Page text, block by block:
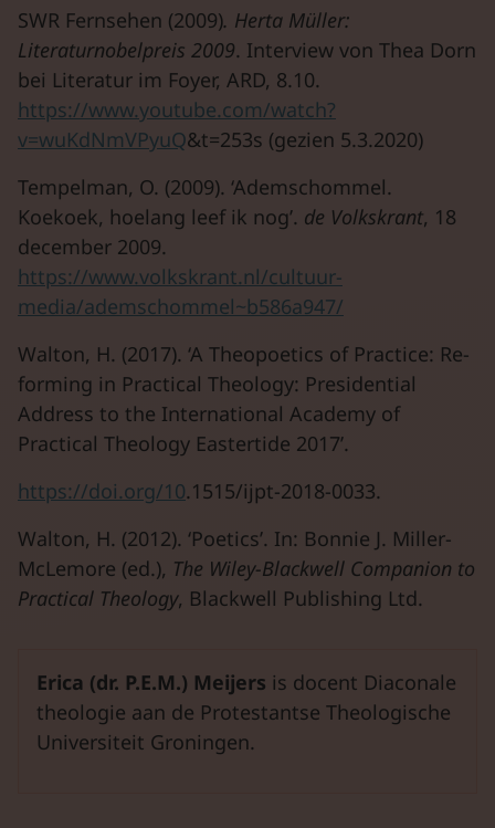
SWR Fernsehen (2009). Herta Müller:
Literaturnobelpreis 2009. Interview von Thea Dorn
bei Literatur im Foyer, ARD, 8.10.
https://www.youtube.com/watch?
v=wuKdNmVPyuQ&t=253s (gezien 5.3.2020)
Tempelman, O. (2009). ‘Ademschommel.
Koekoek, hoelang leef ik nog’. de Volkskrant, 18
december 2009.
https://www.volkskrant.nl/cultuur-
media/ademschommel~b586a947/
Walton, H. (2017). ‘A Theopoetics of Practice: Re-
forming in Practical Theology: Presidential
Address to the International Academy of
Practical Theology Eastertide 2017’.
https://doi.org/10.1515/ijpt-2018-0033.
Walton, H. (2012). ‘Poetics’. In: Bonnie J. Miller-
McLemore (ed.), The Wiley-Blackwell Companion to
Practical Theology, Blackwell Publishing Ltd.
Erica (dr. P.E.M.) Meijers is docent Diaconale
theologie aan de Protestantse Theologische
Universiteit Groningen.